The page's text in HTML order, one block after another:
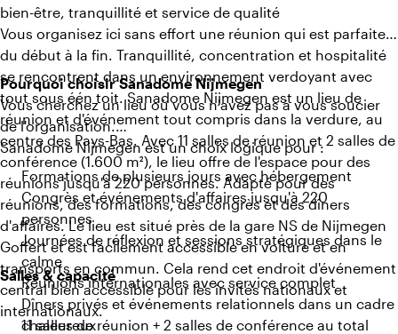
bien-être, tranquillité et service de qualité
Vous organisez ici sans effort une réunion qui est parfaite
du début à la fin. Tranquillité, concentration et hospitalité
se rencontrent dans un environnement verdoyant avec
tout sous één toit. Sanadome Nijmegen est un lieu de
réunion et d'événement tout compris dans la verdure, au
centre des Pays-Bas. Avec 11 salles de réunion et 2 salles de
conférence (1.600 m²), le lieu offre de l'espace pour des
réunions jusqu'à 220 personnes. Adapté pour des
réunions, des formations, des congrès et des dîners
d'affaires. Le lieu est situé près de la gare NS de Nijmegen
Goffert et est facilement accessible en voiture et en
transports en commun. Cela rend cet endroit d'événement
central bien accessible pour les invités nationaux et
internationaux.
Pourquoi choisir Sanadome Nijmegen
Vous cherchez un lieu où vous n'avez pas à vous soucier
de l'organisation.
Sanadome Nijmegen est un choix logique pour :
Formations de plusieurs jours avec hébergement
Congrès et événements d'affaires jusqu'à 220
personnes
Journées de réflexion et sessions stratégiques dans le
calme
Réunions internationales avec service complet
Dîners privés et événements relationnels dans un cadre
chaleureux
Salles & capacité
11 salles de réunion + 2 salles de conférence au total